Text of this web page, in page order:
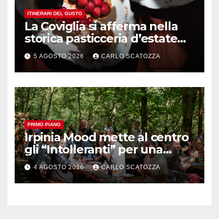
ITINERARI DEL GUSTO
La Coviglia si afferma nella
storica pasticceria d’estate
ma il top rimane la
sfogliatella, in diretta da
Pintauro
5 AGOSTO 2026 CARLO SCATOZZA
PRIMO PIANO
Irpinia Mood mette al centro
gli “Intolleranti” per una
rivoluzione sostenibile del
cibo
4 AGOSTO 2026 CARLO SCATOZZA